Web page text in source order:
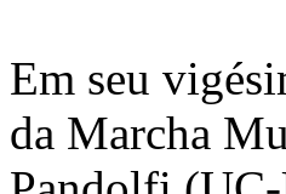
Em seu
da Marcha